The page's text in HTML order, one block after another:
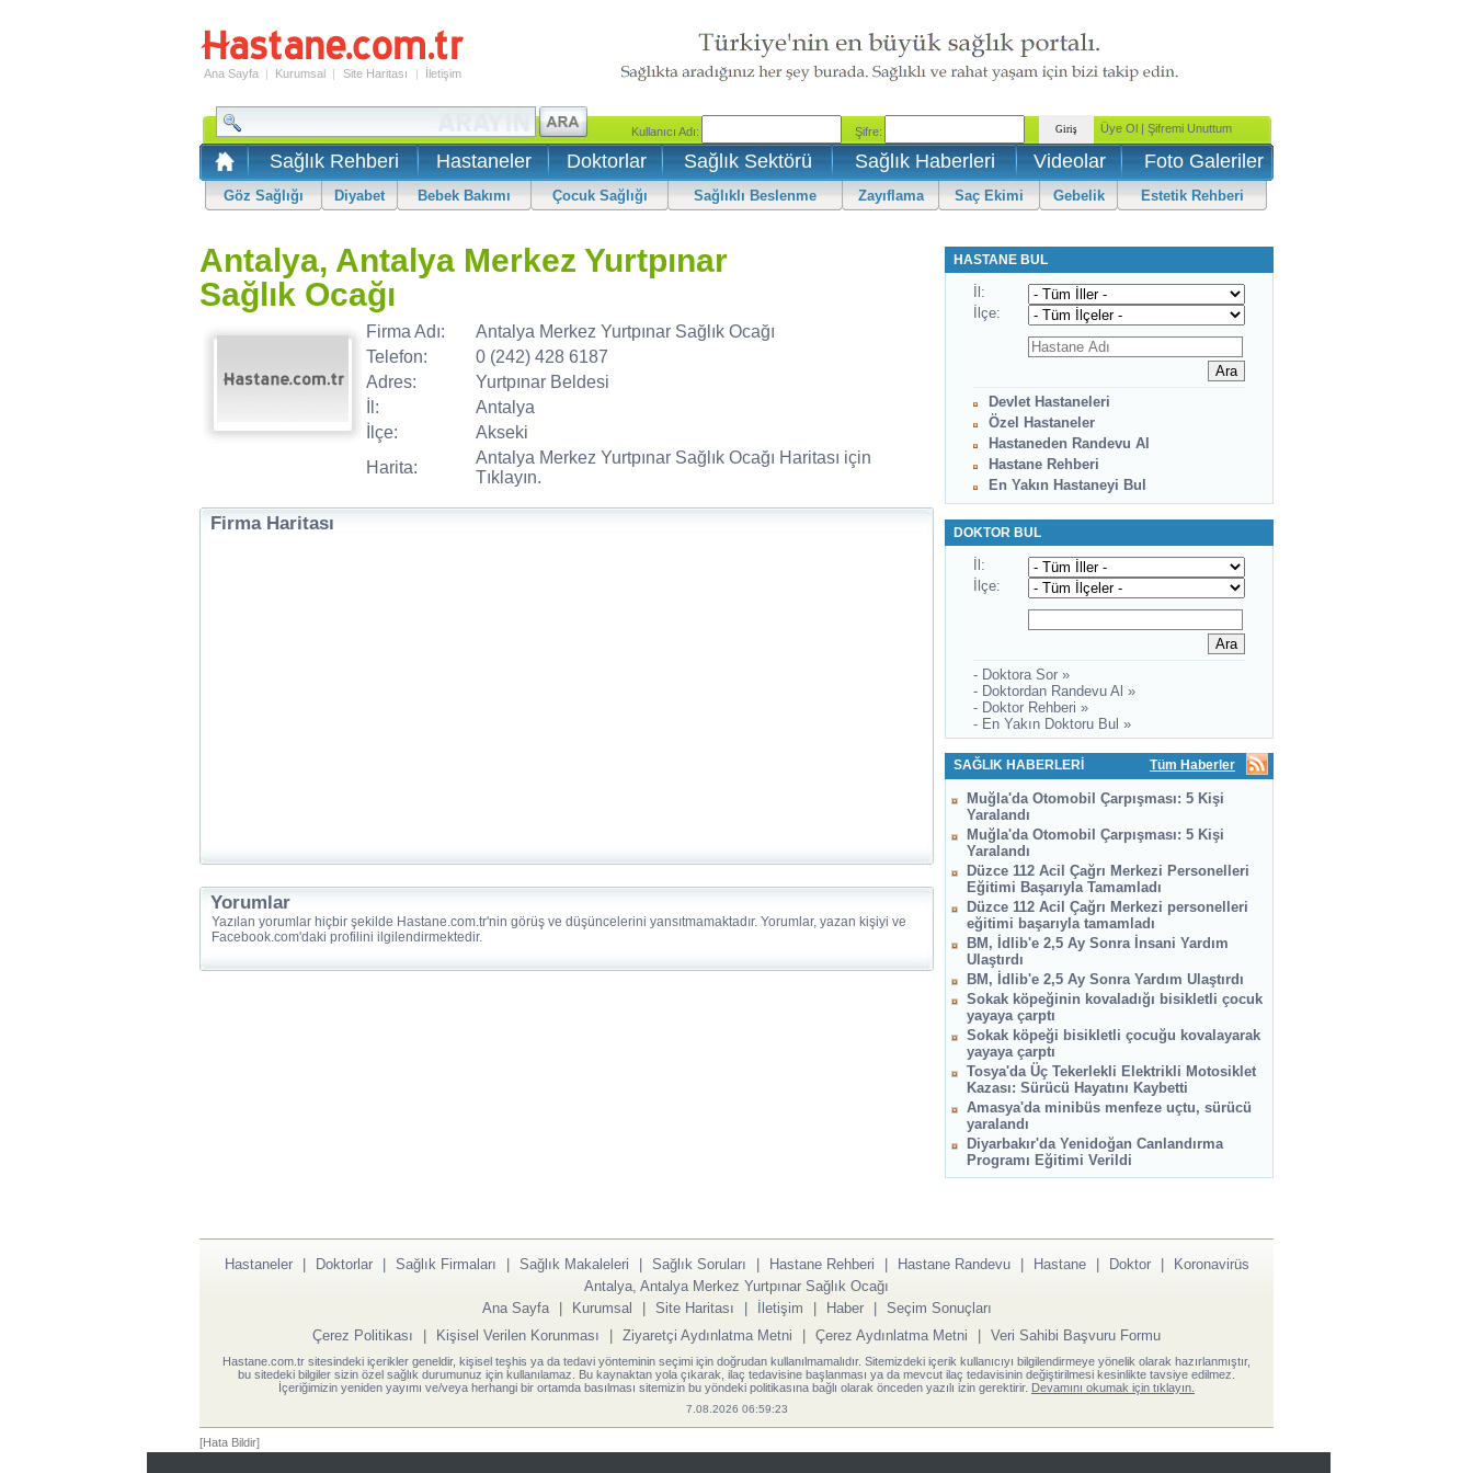
Ana Sayfa | Kurumsal | Site Haritası | İletişim
Sağlık Rehberi Hastaneler Doktorlar Sağlık Sektörü Sağlık Haberleri Videolar Foto Galeriler
Göz Sağlığı Diyabet Bebek Bakımı Çocuk Sağlığı Sağlıklı Beslenme Zayıflama Saç Ekimi Gebelik Estetik Rehberi
Antalya, Antalya Merkez Yurtpınar
Sağlık Ocağı
Firma Adı:
Antalya Merkez Yurtpınar Sağlık Ocağı
Telefon:
0 (242) 428 6187
Adres:
Yurtpınar Beldesi
İl:
Antalya
İlçe:
Akseki
Harita:
Antalya Merkez Yurtpınar Sağlık Ocağı Haritası için
Tıklayın.
Firma Haritası
Yorumlar
Yazılan yorumlar hiçbir şekilde Hastane.com.tr'nin görüş ve düşüncelerini yansıtmamaktadır. Yorumlar, yazan kişiyi ve
Facebook.com'daki profilini ilgilendirmektedir.
HASTANE BUL
İl:
İlçe:
Devlet Hastaneleri
Özel Hastaneler
Hastaneden Randevu Al
Hastane Rehberi
En Yakın Hastaneyi Bul
DOKTOR BUL
İl:
İlçe:
- Doktora Sor »
- Doktordan Randevu Al »
- Doktor Rehberi »
- En Yakın Doktoru Bul »
SAĞLIK HABERLERİ Tüm Haberler
Muğla'da Otomobil Çarpışması: 5 Kişi
Yaralandı
Muğla'da Otomobil Çarpışması: 5 Kişi
Yaralandı
Düzce 112 Acil Çağrı Merkezi Personelleri
Eğitimi Başarıyla Tamamladı
Düzce 112 Acil Çağrı Merkezi personelleri
eğitimi başarıyla tamamladı
BM, İdlib'e 2,5 Ay Sonra İnsani Yardım
Ulaştırdı
BM, İdlib'e 2,5 Ay Sonra Yardım Ulaştırdı
Sokak köpeğinin kovaladığı bisikletli çocuk
yayaya çarptı
Sokak köpeği bisikletli çocuğu kovalayarak
yayaya çarptı
Tosya'da Üç Tekerlekli Elektrikli Motosiklet
Kazası: Sürücü Hayatını Kaybetti
Amasya'da minibüs menfeze uçtu, sürücü
yaralandı
Diyarbakır'da Yenidoğan Canlandırma
Programı Eğitimi Verildi
Hastaneler | Doktorlar | Sağlık Firmaları | Sağlık Makaleleri | Sağlık Soruları | Hastane Rehberi | Hastane Randevu | Hastane | Doktor |
Koronavirüs
Antalya, Antalya Merkez Yurtpınar Sağlık Ocağı
Ana Sayfa
| Kurumsal | Site Haritası | İletişim | Haber | Seçim Sonuçları
Çerez Politikası
| Kişisel Verilen Korunması | Ziyaretçi Aydınlatma Metni | Çerez Aydınlatma Metni | Veri Sahibi Başvuru Formu
Hastane.com.tr sitesindeki içerikler geneldir, kişisel teşhis ya da tedavi yönteminin seçimi için doğrudan kullanılmamalıdır. Sitemizdeki içerik kullanıcıyı bilgilendirmeye yönelik olarak hazırlanmıştır,
bu sitedeki bilgiler sizin özel sağlık durumunuz için kullanılamaz. Bu kaynaktan yola çıkarak, ilaç tedavisine başlanması ya da mevcut ilaç tedavisinin değiştirilmesi kesinlikte tavsiye edilmez.
İçeriğimizin yeniden yayımı ve/veya herhangi bir ortamda basılması sitemizin bu yöndeki politikasına bağlı olarak önceden yazılı izin gerektirir. Devamını okumak için tıklayın.
7.08.2026 06:59:23
[Hata Bildir]